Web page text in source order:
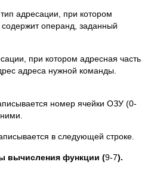
адресации, при котором
операнд, заданный
при котором адресная часть
адреса нужной команды.
номер ячейки ОЗУ (0-
в следующей строке.
вычисления функции (9-7).